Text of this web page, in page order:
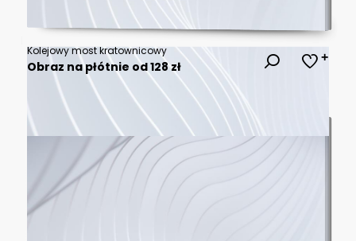
Kolejowy most kratownicowy
Obraz na płótnie od 128 zł